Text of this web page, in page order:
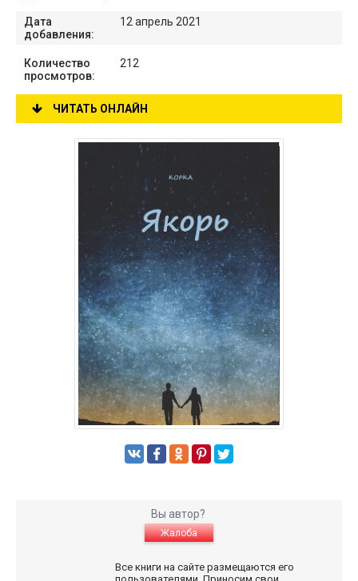
Дата
добавления:
12 апрель 2021
Количество
просмотров:
212
ЧИТАТЬ ОНЛАЙН
Вы автор?
Жалоба
Все книги на сайте размещаются его